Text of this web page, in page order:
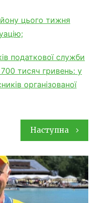
цього тижня
податкової служби
тисяч гривень: у
організованої
Наступна